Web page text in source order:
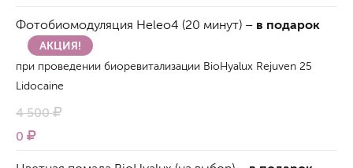
Фотобиомодуляция Heleo4 (20 минут) – в подарок
АКЦИЯ!
при проведении биоревитализации BioHyalux Rejuven 25
Lidocaine
4 500
0